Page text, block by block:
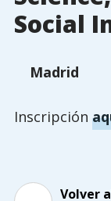
Social
Madrid
Inscripción
Volver